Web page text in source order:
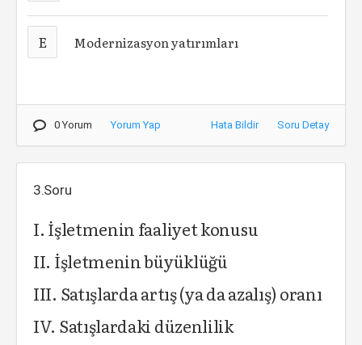
E Modernizasyon yatırımları
0 Yorum Yorum Yap Hata Bildir Soru Detay
3.Soru
I. İşletmenin faaliyet konusu
II. İşletmenin büyüklüğü
III. Satışlarda artış (ya da azalış) oranı
IV. Satışlardaki düzenlilik